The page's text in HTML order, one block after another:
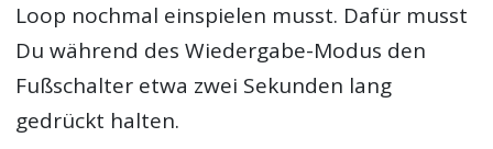
Loop nochmal einspielen musst. Dafür musst
Du während des Wiedergabe-Modus den
Fußschalter etwa zwei Sekunden lang
gedrückt halten.